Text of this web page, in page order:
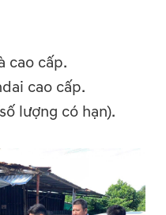
cao cấp.
cao cấp.
lượng có hạn).